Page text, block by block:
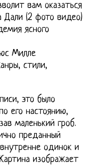
вам оказаться
Дали (2 фото видео)
ясного
Милле
стили,
это было
его настоянию,
маленький гроб.
преданный
одинок и
изображает